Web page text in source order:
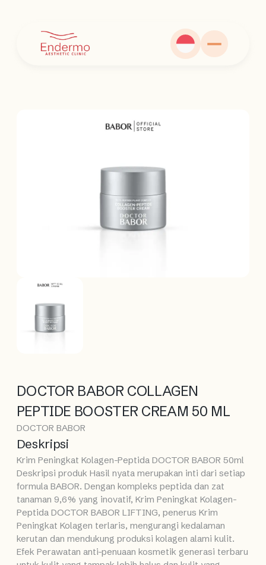
DOCTOR BABOR COLLAGEN
PEPTIDE BOOSTER CREAM 50 ML
DOCTOR BABOR
Deskripsi
Krim Peningkat Kolagen-Peptida DOCTOR BABOR 50ml
Deskripsi produk Hasil nyata merupakan inti dari setiap
formula BABOR. Dengan kompleks peptida dan zat
tanaman 9,6% yang inovatif, Krim Peningkat Kolagen-
Peptida DOCTOR BABOR LIFTING, penerus Krim
Peningkat Kolagen terlaris, mengurangi kedalaman
kerutan dan mendukung produksi kolagen alami kulit.
Efek Perawatan anti-penuaan kosmetik generasi terbaru